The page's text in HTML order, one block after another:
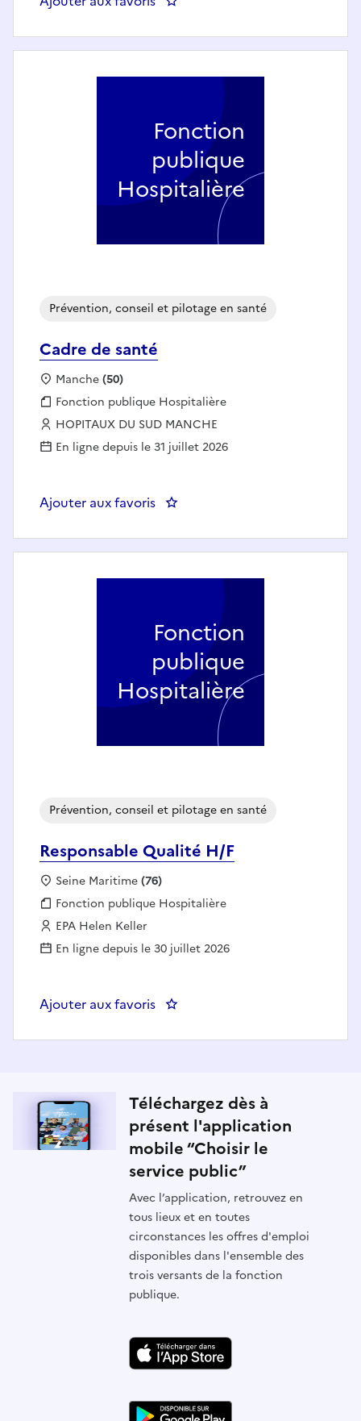
Cadre de santé
Prévention, conseil et pilotage en santé
Localisation :
Manche(50)
Fonction publique :
Fonction publique Hospitalière
Employeur :
HOPITAUX DU SUD MANCHE
En ligne depuis le 31 juillet 2026
Ajouter aux favoris : Cadre de santé
Fonction
publique
Hospitalière
Responsable Qualité H/F
Prévention, conseil et pilotage en santé
Localisation :
Seine Maritime(76)
Fonction publique :
Fonction publique Hospitalière
Employeur :
EPA Helen Keller
En ligne depuis le 30 juillet 2026
Ajouter aux favoris : Responsable Qualité H/F
Fonction
publique
Hospitalière
Téléchargez dès à
présent l'application
mobile “Choisir le
service public”
Avec l’application, retrouvez en
tous lieux et en toutes
circonstances les offres d'emploi
disponibles dans l'ensemble des
trois versants de la fonction
publique.